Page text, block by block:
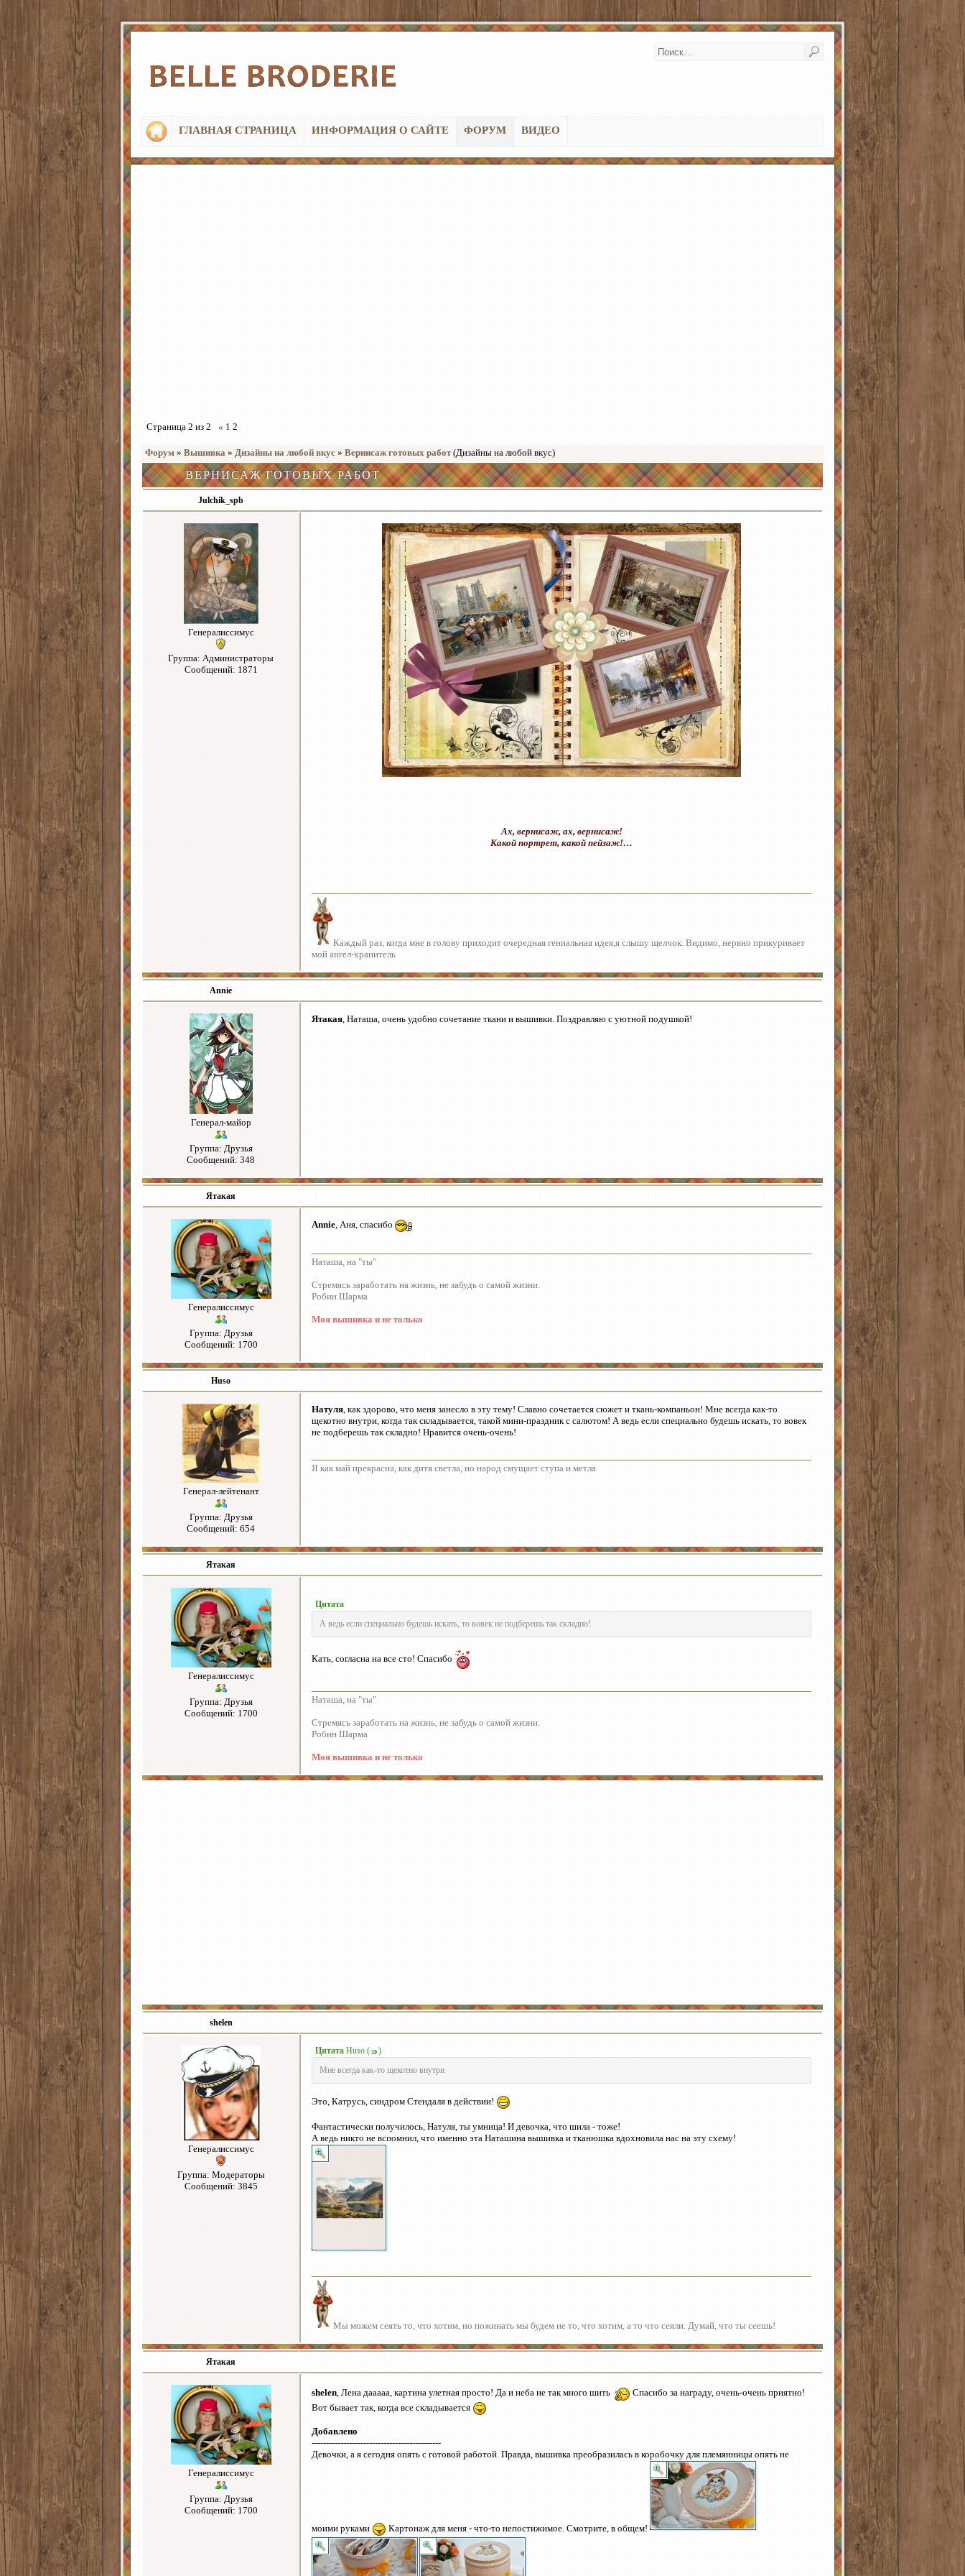
ГЛАВНАЯ СТРАНИЦА ИНФОРМАЦИЯ О САЙТЕ ФОРУМ ВИДЕО
Страница 2 из 2 « 1 2
Форум » Вышивка » Дизайны на любой вкус » Вернисаж готовых работ (Дизайны на любой вкус)
ВЕРНИСАЖ ГОТОВЫХ РАБОТ
Julchik_spb
Генералиссимус
Группа: Администраторы
Сообщений: 1871
Ах, вернисаж, ах, вернисаж!
Какой портрет, какой пейзаж!…
Каждый раз, когда мне в голову приходит очередная гениальная идея,я слышу щелчок. Видимо, нервно прикуривает
мой ангел-хранитель
Annie
Генерал-майор
Группа: Друзья
Сообщений: 348
Ятакая, Наташа, очень удобно сочетание ткани и вышивки. Поздравляю с уютной подушкой!
Ятакая
Генералиссимус
Группа: Друзья
Сообщений: 1700
Annie, Аня, спасибо
Наташа, на "ты"
Стремясь заработать на жизнь, не забудь о самой жизни.
Робин Шарма
Моя вышивка и не только
Huso
Генерал-лейтенант
Группа: Друзья
Сообщений: 654
Натуля, как здорово, что меня занесло в эту тему! Славно сочетается сюжет и ткань-компаньон! Мне всегда как-то
щекотно внутри, когда так складывается, такой мини-праздник с салютом! А ведь если специально будешь искать, то вовек
не подберешь так складно! Нравится очень-очень!
Я как май прекрасна, как дитя светла, но народ смущает ступа и метла
Ятакая
Генералиссимус
Группа: Друзья
Сообщений: 1700
Цитата
А ведь если специально будешь искать, то вовек не подберешь так складно!
Кать, согласна на все сто! Спасибо
Наташа, на "ты"
Стремясь заработать на жизнь, не забудь о самой жизни.
Робин Шарма
Моя вышивка и не только
shelen
Генералиссимус
Группа: Модераторы
Сообщений: 3845
Цитата Huso (
)
Мне всегда как-то щекотно внутри
Это, Катрусь, синдром Стендаля в действии!
Фантастически получилось, Натуля, ты умница! И девочка, что шила - тоже!
А ведь никто не вспомнил, что именно эта Наташина вышивка и тканюшка вдохновила нас на эту схему!
Мы можем сеять то, что хотим, но пожинать мы будем не то, что хотим, а то что сеяли. Думай, что ты сеешь!
Ятакая
Генералиссимус
Группа: Друзья
Сообщений: 1700
shelen , Лена дааааа, картина улетная просто! Да и неба не так много шить
Спасибо за награду, очень-очень приятно!
Вот бывает так, когда все складывается
Добавлено
---------------------------------------------
Девочки, а я сегодня опять с готовой работой. Правда, вышивка преобразилась в коробочку для племянницы опять не
моими руками Картонаж для меня - что-то непостижимое. Смотрите, в общем!